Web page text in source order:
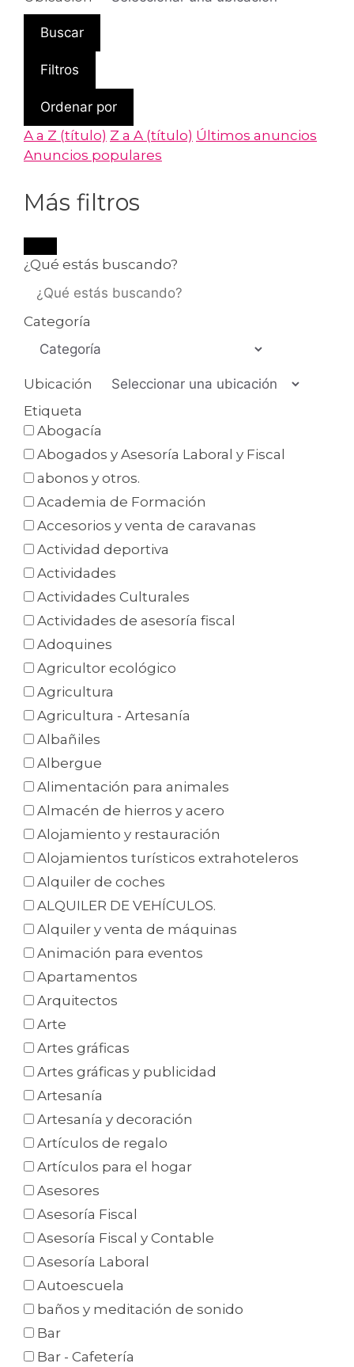
Buscar
Filtros
Ordenar por
A a Z (título) Z a A (título) Últimos anuncios
Anuncios populares
Más filtros
¿Qué estás buscando?
Categoría
Ubicación
Etiqueta
Abogacía
Abogados y Asesoría Laboral y Fiscal
abonos y otros.
Academia de Formación
Accesorios y venta de caravanas
Actividad deportiva
Actividades
Actividades Culturales
Actividades de asesoría fiscal
Adoquines
Agricultor ecológico
Agricultura
Agricultura - Artesanía
Albañiles
Albergue
Alimentación para animales
Almacén de hierros y acero
Alojamiento y restauración
Alojamientos turísticos extrahoteleros
Alquiler de coches
ALQUILER DE VEHÍCULOS.
Alquiler y venta de máquinas
Animación para eventos
Apartamentos
Arquitectos
Arte
Artes gráficas
Artes gráficas y publicidad
Artesanía
Artesanía y decoración
Artículos de regalo
Artículos para el hogar
Asesores
Asesoría Fiscal
Asesoría Fiscal y Contable
Asesoría Laboral
Autoescuela
baños y meditación de sonido
Bar
Bar - Cafetería